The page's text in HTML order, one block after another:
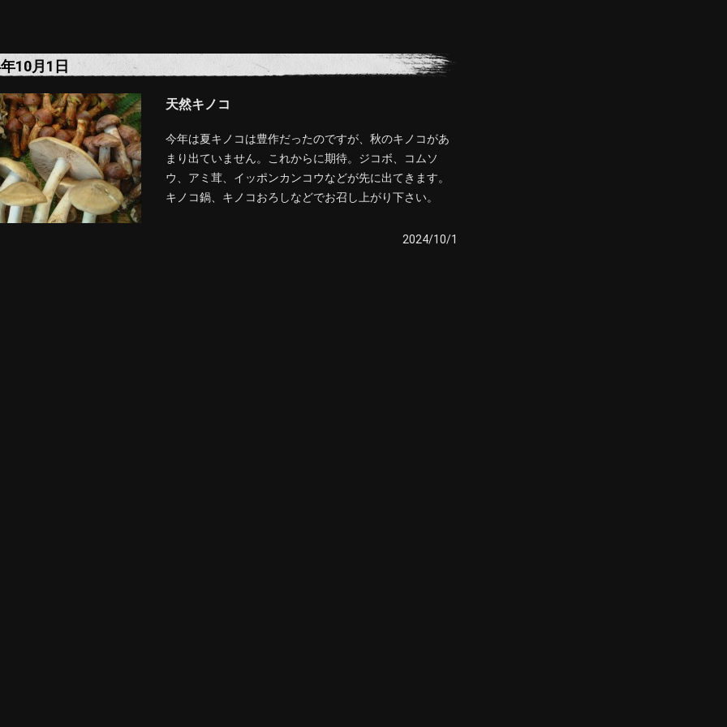
10月1日
天然キノコ
今年は夏キノコは豊作だったのですが、秋のキノコがあ
まり出ていません。これからに期待。ジコボ、コムソ
ウ、アミ茸、イッポンカンコウなどが先に出てきます。
キノコ鍋、キノコおろしなどでお召し上がり下さい。
2024/10/1